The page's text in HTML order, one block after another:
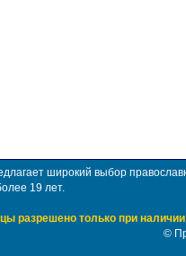
широкий выбор
19 лет.
разрешено только при
©